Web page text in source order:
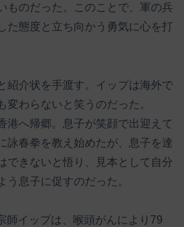
ものだった。このことで、軍の兵
た態度と立ち向かう勇気に心を打
紹介状を手渡す。イップは海外で
変わらないと笑うのだった。
港へ帰郷。息子が笑顔で出迎えて
詠春拳を教え始めたが、息子を達
できないと悟り、見本として自分
う息子に促すのだった。
師イップは、喉頭がんにより79